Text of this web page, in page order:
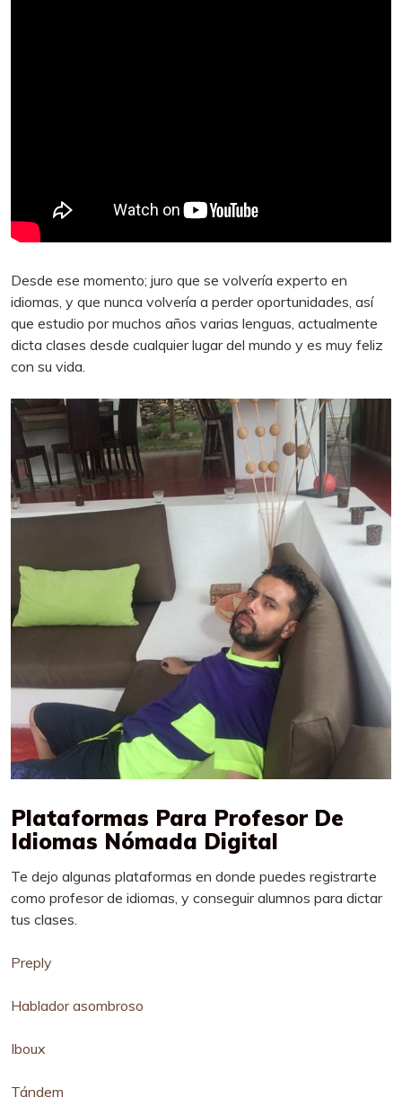
Desde ese momento; juro que se volvería experto en
idiomas, y que nunca volvería a perder oportunidades, así
que estudio por muchos años varias lenguas, actualmente
dicta clases desde cualquier lugar del mundo y es muy feliz
con su vida.
Plataformas Para Profesor De
Idiomas Nómada Digital
Te dejo algunas plataformas en donde puedes registrarte
como profesor de idiomas, y conseguir alumnos para dictar
tus clases.
Preply
Hablador asombroso
Iboux
Tándem